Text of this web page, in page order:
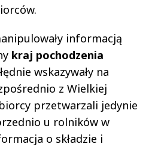
informacją
kraj pochodzenia
wskazywały na
z Wielkiej
przetwarzali jedynie
u rolników w
o składzie i